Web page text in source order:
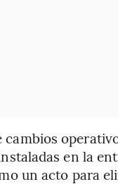
cambios
en la
un acto para